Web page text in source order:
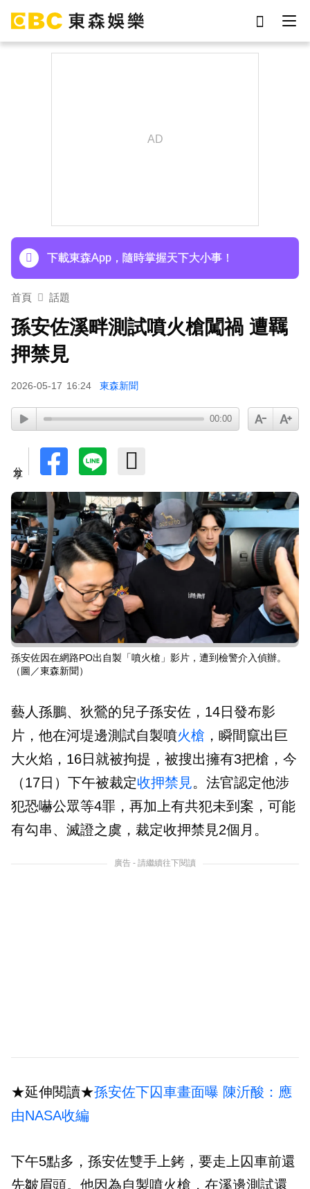
下載東森App，隨時掌握天下大小事！
首頁 話題
孫安佐溪畔測試噴火槍闖禍 遭羈
押禁見
2026-05-17 16:24 東森新聞
00:00
孫安佐因在網路PO出自製「噴火槍」影片，遭到檢警介入偵辦。
（圖／東森新聞）
藝人孫鵬、狄鶯的兒子孫安佐，14日發布影
片，他在河堤邊測試自製噴火槍 ，瞬間竄出巨
大火焰，16日就被拘提，被搜出擁有3把槍，今
（17日）下午被裁定收押禁見。法官認定他涉
犯恐嚇公眾等4罪，再加上有共犯未到案，可能
有勾串、滅證之虞，裁定收押禁見2個月。
廣告 - 請繼續往下閱讀
★延伸閱讀★孫安佐下囚車畫面曝 陳沂酸：應
由NASA收編
下午5點多，孫安佐雙手上銬，要走上囚車前還
先皺眉頭。他因為自製噴火槍，在溪邊測試還